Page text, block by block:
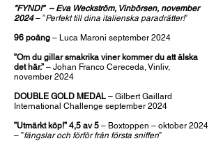
”FYND!” – Eva Weckström, Vinbörsen, november
2024– ”Perfekt till dina italienska paradrätter!”
96 poäng – Luca Maroni september 2024
”Om du gillar smakrika viner kommer du att älska
det här.” – Johan Franco Cereceda, Vinliv,
november 2024
DOUBLE GOLD MEDAL – Gilbert Gaillard
International Challenge september 2024
”Utmärkt köp!” 4,5 av 5 – Boxtoppen – oktober 2024
– ”fängslar och förför från första sniffen”